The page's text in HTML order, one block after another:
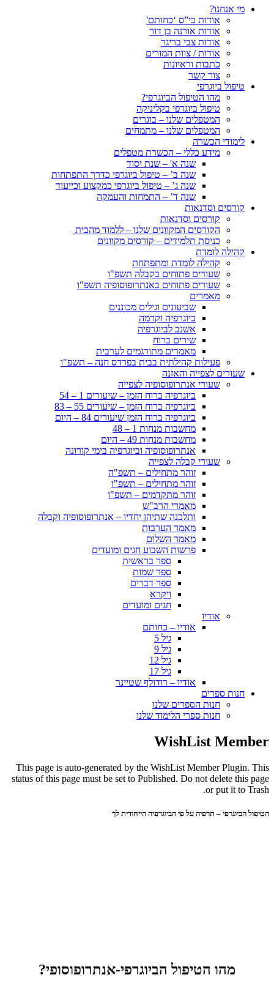
מי אנחנו?
אודות בי”ס ‘כחותם'
אודות אורנה בן דור
אודות צבי בריגר
אודות / צוות המורים
כתבות וראיונות
צור קשר
טיפול ביוגרפי
מהו הטיפול הביוגרפי?
טיפול ביוגרפי בקליניקה
המטפלים שלנו – בוגרים
המטפלים שלנו – מתמחים
לימודי הכשרה
מידע כללי – הכשרת מטפלים
שנה א' – שנת יסוד
שנה ב’ – טיפול ביוגרפי כדרך התפתחות
שנה ג’ – טיפול ביוגרפי כמקצוע וכייעוד
שנה ד’ – התמחות והעמקה
קורסים וסדנאות
קורסים וסדנאות
הקורסים המקוונים שלנו – ללמוד מהבית
כניסת תלמידים – קורסים מקוונים
קהילה לומדת
קהילה לומדת ומתפתחת
שעורים פתוחים בקבלה תשפ"ו
שעורים פתוחים באנתרופוסופיה תשפ"ו
מאמרים
שביעונים וגילים מכוננים
ביוגרפיה וקרמה
אשנב לביוגרפיה
שירים ברוח
מאמרים מתורגמים לערבית
פעילות קהילתית בבית בפרדס חנה – תשפ"ו
שעורים לצפייה והאזנה
שעורי אנתרופוסופיה לצפייה
ביוגרפיה ברוח הזמן – שיעורים 1 – 54
ביוגרפיה ברוח הזמן – שיעורים 55 – 83
ביוגרפיה ברוח הזמן שיעורים 84 – היום
מחשבות מנחות 1 – 48
מחשבות מנחות 49 – היום
אנתרופוסופיה וביוגרפיה בימי קורונה
שעורי קבלה לצפייה
זוהר מתחילים – תשפ"ה
זוהר מתחילים – תשפ"ו
זוהר מתקדמים – תשפ"ו
מאמרי הרב"ש
ותלכנה שתיהן יחדיו – אנתרופוסופיה וקבלה
מאמר הערבות
מאמר השלום
פרשות השבוע חגים ומועדים
ספר בראשית
ספר שמות
ספר דברים
ויקרא
חגים ומועדים
אודיו
אודיו – כחותם
גיל 5
גיל 9
גיל 12
גיל 17
אודיו – רודולף שטיינר
חנות ספרים
חנות הספרים שלנו
חנות ספרי הלימוד שלנו
WishList Member
This page is auto-generated by the WishList Member Plugin. This
status of this page must be set to Published. Do not delete this page
or put it to Trash.
הטיפול הביוגרפי – תרפיה על פי הביוגרפיה הייחודית לך
מהו הטיפול הביוגרפי-אנתרופוסופי?